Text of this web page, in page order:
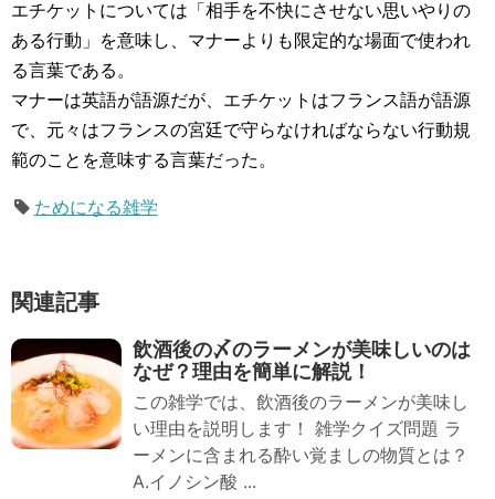
エチケットについては「相手を不快にさせない思いやりの
ある行動」を意味し、マナーよりも限定的な場面で使われ
る言葉である。
マナーは英語が語源だが、エチケットはフランス語が語源
で、元々はフランスの宮廷で守らなければならない行動規
範のことを意味する言葉だった。
ためになる雑学
関連記事
飲酒後の〆のラーメンが美味しいのは
なぜ？理由を簡単に解説！
この雑学では、飲酒後のラーメンが美味し
い理由を説明します！ 雑学クイズ問題 ラ
ーメンに含まれる酔い覚ましの物質とは？
A.イノシン酸 ...